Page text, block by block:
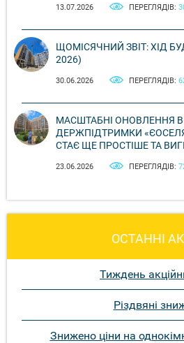
13.07.2026 ПЕРЕГЛЯДІВ:
ЩОМІСЯЧНИЙ ЗВІТ: ХІД
2026)
30.06.2026 ПЕРЕГЛЯДІВ:
МАСШТАБНІ ОНОВЛЕННЯ
ДЕРЖПІДТРИМКИ
СТАЄ ЩЕ ПРОСТІШЕ ТА
23.06.2026 ПЕРЕГЛЯДІВ:
ОСТАННІ
Тиждень
Різдвяні
Знижено ціни на